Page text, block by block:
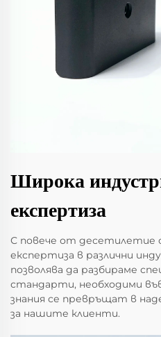
Широка
експертиза
С повече от десетилетие
експертиза в различни
позволява да разбираме
стандарти, необходими
знания се превръщат в
за нашите клиенти.